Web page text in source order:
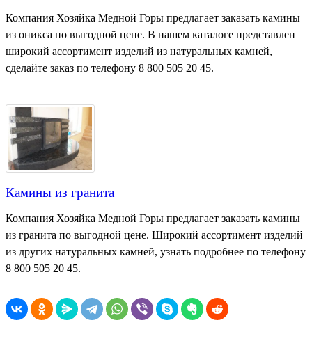
Компания Хозяйка Медной Горы предлагает заказать камины
из оникса по выгодной цене. В нашем каталоге представлен
широкий ассортимент изделий из натуральных камней,
сделайте заказ по телефону 8 800 505 20 45.
Камины из гранита
Компания Хозяйка Медной Горы предлагает заказать камины
из гранита по выгодной цене. Широкий ассортимент изделий
из других натуральных камней, узнать подробнее по телефону
8 800 505 20 45.